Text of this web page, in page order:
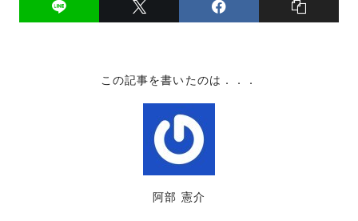
この記事を書いたのは．．．
阿部 憲介